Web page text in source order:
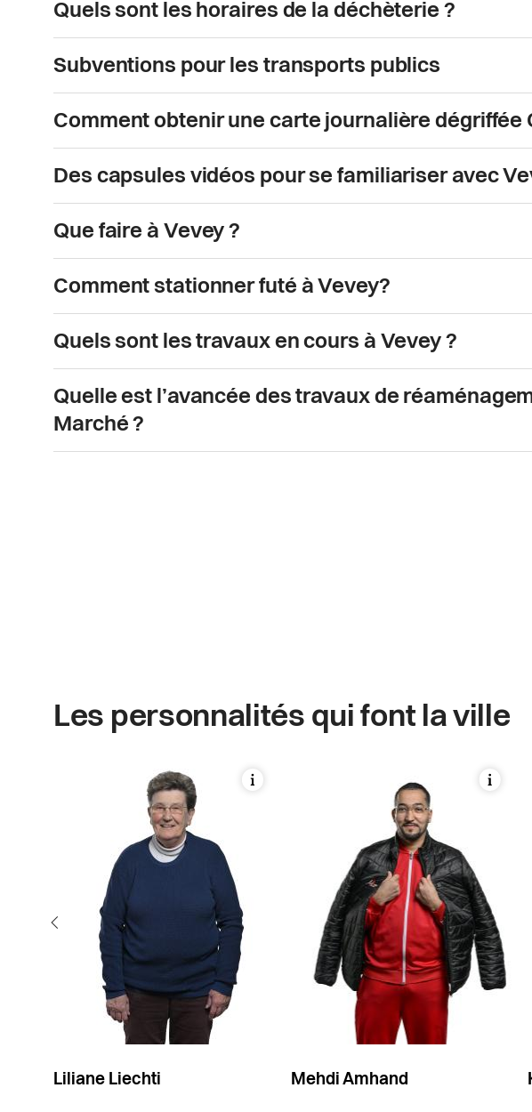
Quels sont les horaires de la déchèterie ?
Subventions pour les transports publics
Comment obtenir une carte journalière dégriffée
Des capsules vidéos pour se familiariser avec
Que faire à Vevey ?
Comment stationner futé à Vevey?
Quels sont les travaux en cours à Vevey ?
Quelle est l’avancée des travaux de
Marché ?
Les personnalités qui font la ville
Liliane Liechti Mehdi Amhand